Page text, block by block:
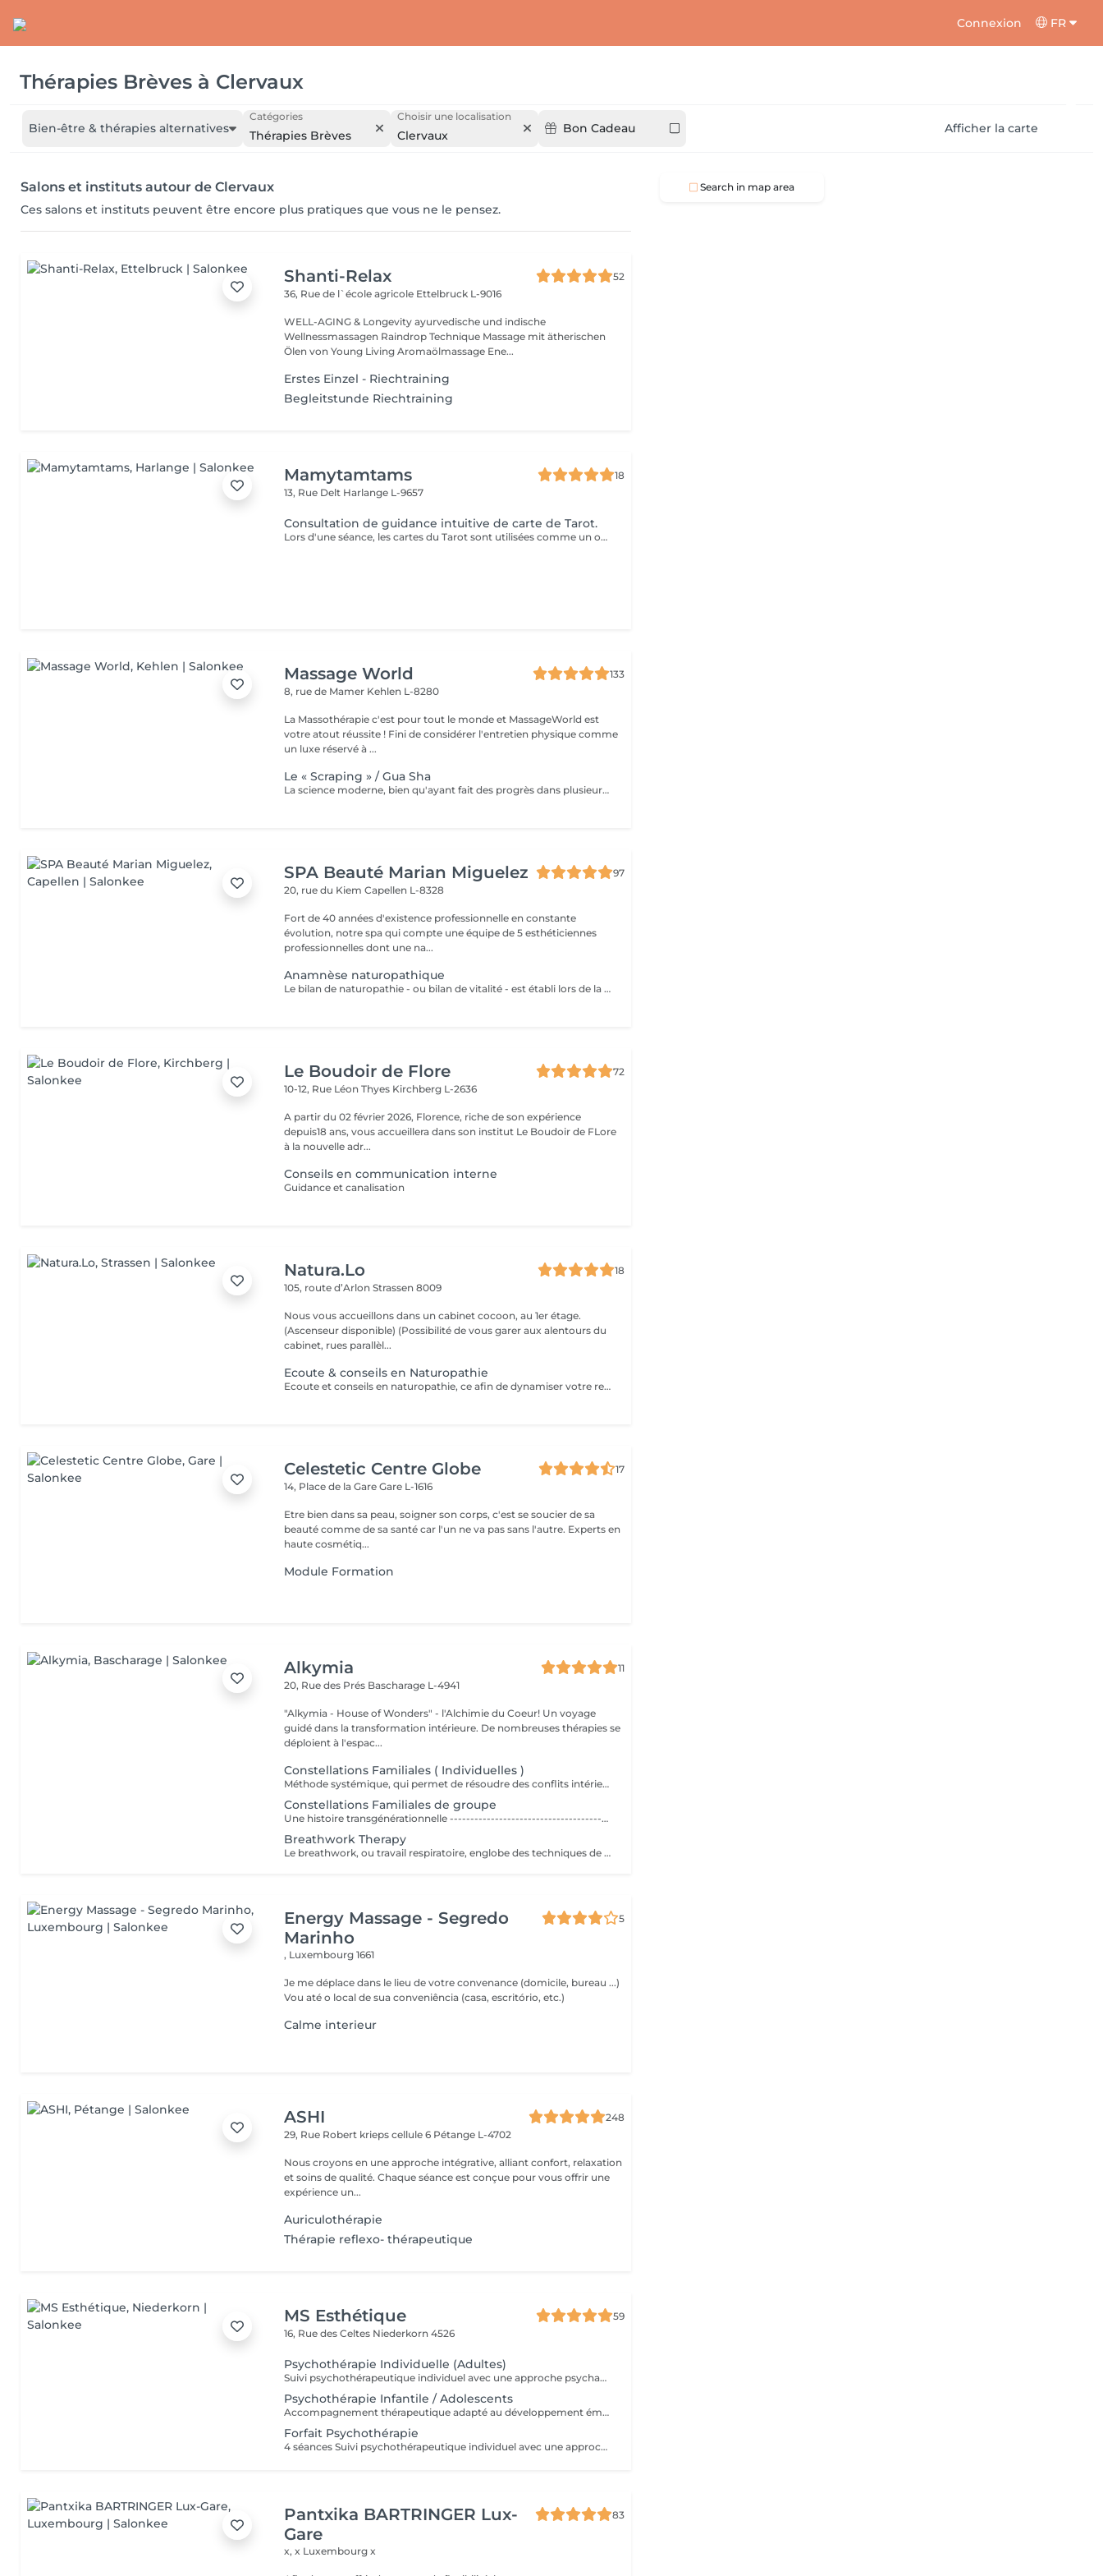
Connexion FR
Thérapies Brèves à Clervaux
Bien-être & thérapies alternatives
Catégories
Thérapies Brèves
Choisir une localisation
Clervaux Bon Cadeau Afficher la carte
Salons et instituts autour de Clervaux
Ces salons et instituts peuvent être encore plus pratiques que vous ne le pensez.
Shanti-Relax
52
36, Rue de l`école agricole Ettelbruck L-9016
WELL-AGING & Longevity ayurvedische und indische
Wellnessmassagen Raindrop Technique Massage mit ätherischen
Ölen von Young Living Aromaölmassage Ene...
Erstes Einzel - Riechtraining
Begleitstunde Riechtraining
Mamytamtams
18
13, Rue Delt Harlange L-9657
Consultation de guidance intuitive de carte de Tarot.
Lors d'une séance, les cartes du Tarot sont utilisées comme un outil de perception et d'intuition pour éclairer une situation de votre vie. Le tirage permet de mettre en lumière les énergies présentes, les blocages éventuels et les directions possibles. En une séance, vous pouvez poser une ou plusieurs questions précises afin d'obtenir une vision plus claire de votre chemin. Exemples de questions : Quelle direction prendre dans ma situation actuelle ? Que dois-je comprendre de cette période de ma vie ? Comment évoluer dans ma relation ? Qu'est-ce qui bloque mon avancée aujourd'hui ? Quelle énergie m'accompagne pour les prochains mois ? Les cartes n'imposent rien : elles révèlent des pistes, des prises de conscience et des possibilités. Une séance peut parfois apporter le déclic ou la compréhension qui change tout. Venez découvrir ce que les cartes ont à vous révéler.
Massage World
133
8, rue de Mamer Kehlen L-8280
La Massothérapie c'est pour tout le monde et MassageWorld est
votre atout réussite ! Fini de considérer l'entretien physique comme
un luxe réservé à ...
Le « Scraping » / Gua Sha
La science moderne, bien qu'ayant fait des progrès dans plusieurs domaines: alimentaires, médical, psychologique... ne règle malheureusement pas encore tout ce dont l'être humain a besoin. C'est pour cette raison que nous nous tournons parfois vers le monde asiatique afin de dénicher certaines techniques ancestrales reconnues pour leurs bienfaits. L'une de ses tendances n'est autre que le massage « Gua Sha » popularisé par les célébrités et sportifs américains. Cette thérapie asiatique aide à soulager la douleur, nourrir la peau et même à faire une désintox totale de votre corps sans pour autant exploser votre budget. Le mot « Gua » signifie « gratter », le mot « Sha » quant à lui a plusieurs significations dépendant bien évidemment du contexte souhaité. Puisque c'est le coté médical qui nous intéresse, le mot « Sha » signifie déchets métaboliques pouvant dérégler le bon fonctionnement du flux sangin et énergétique, provoquant ainsi d'importantes douleurs. Nous pouvons donc traduire le terme « Gua Sha » par racler les toxines. Ce massage se fait à l'aide d'un outil aux bordures lisses. Loin d'être d'être un simple massage, le « Gua Sha » se rapproche d'avantage d'une désintoxication du corps par l'élimination des déchets et toxines, permettant ainsi la création de nouvelles cellules plus saines. Nous parlerons donc de régénération cellulaire. La plupart des scientifiques sont d'accords sur le fait que le Massage « Gua Sha » soulage les patients de façon rapide et effic
SPA Beauté Marian Miguelez
97
20, rue du KiemCapellen L-8328
Fort de 40 années d'existence professionnelle en constante
évolution, notre spa qui compte une équipe de 5 esthéticiennes
professionnelles dont une na...
Anamnèse naturopathique
Le bilan de naturopathie - ou bilan de vitalité - est établi lors de la première rencontre avec Esmeralda, naturopathe diplômée, qui sera en mesure de vous conseiller en: La Bromatologie : rééducation alimentaire Kinésiologie: (exercice physique) être bien dans son corps (diplômée en yoga kundalini et acharya yoga en cours) Psychologie être bien avec soi et les autres (relaxation, gestion du stress..)(redirection vers les praticiens compétents) Hydrologie : utilisation de l'eau froide ou chaude ou en alternance, douche, bain, hamman, sauna, enveloppements(ici à l'institut) Chirologie : les techniques manuelles (massage)(ici à l'institut) La Réflexologie : les techniques reflexes (ciblées sur le pied, oreille, nez et dos (ici, à l'institut) Pneumologie : les techniques respiratoires (inspirées du yoga, pranayama)(ici à l'institut) Phytologie : l'utilisation des plantes (ici à l'institut)
Le Boudoir de Flore
72
10-12, Rue Léon Thyes Kirchberg L-2636
A partir du 02 février 2026, Florence, riche de son expérience
depuis18 ans, vous accueillera dans son institut Le Boudoir de FLore
à la nouvelle adr...
Conseils en communication interne
Guidance et canalisation
Natura.Lo
18
105, route d’ArlonStrassen 8009
Nous vous accueillons dans un cabinet cocoon, au 1er étage.
(Ascenseur disponible) (Possibilité de vous garer aux alentours du
cabinet, rues parallèl...
Ecoute & conseils en Naturopathie
Ecoute et conseils en naturopathie, ce afin de dynamiser votre retour à la vitalité mentale et corporelle. (Anamnèse de votre mode de vie et de votre quotidien, et mise en place de votre plan "bien-être") Les conseils ou soins en naturopathie ne remplacent en aucun cas un traitement chez votre médecin. Chèque cadeau disponible (Montant de votre choix, celui-ci est à indiquer lors de votre demande) (Temps de séance facultatif)
Celestetic Centre Globe
17
14, Place de la GareGare L-1616
Etre bien dans sa peau, soigner son corps, c'est se soucier de sa
beauté comme de sa santé car l'un ne va pas sans l'autre. Experts en
haute cosmétiq...
Module Formation
Alkymia
11
20, Rue des Prés Bascharage L-4941
"Alkymia - House of Wonders" - l'Alchimie du Coeur! Un voyage
guidé dans la transformation intérieure. De nombreuses thérapies se
déploient à l'espac...
Constellations Familiales ( Individuelles )
Méthode systémique, qui permet de résoudre des conflits intérieurs ou familiaux
Constellations Familiales de groupe
Une histoire transgénérationnelle --------------------------------------------- Chacun de nous est un être complexe porteur d'une histoire multiple non moins complexe. Nous ne devrions jamais oublier que nous sommes en lien étroit avec les nombreux ancêtres qui nous ont précédés. Cette histoire transgénérationnelle qui nous renvoie aux origines ne nous dédouane pas de notre responsabilité face à nos actes mais il est admis que les raisons d'agir tel que nous le faisons nous échappent parfois. Il y a en effet dans nos positionnements, dans nos arbitrages les plus importants, dans nos traits de caractère, dans nos errements au cours d'une vie, une part inconsciente de reproduction de nos schémas transgénérationnels. Ainsi les traumatismes vécus par nos ancêtres, les secrets familiaux, trouvent une traduction dans nos actes sans que le plus souvent nous nous en rendions compte. Un héritage psychologique qui peut peser lourd, nous ralentir, nous bloquer, nous empêcher d'avancer sereinement dans la vie. Il y a même une forte probabilité que nous le transmettions aux générations suivantes. Interrompre le cycle de nos reproductions mentales et de nos dynamiques inconscientes est possible. Comment se déroule une constellation familiale ? ------------------------------------------------------------------ Une constellation familiale systémique se déroule en général avec un groupe de personnes. Le praticien en constellation (ou « constellateur ») interroge son « client », appelé également le « constellant », c'est dire la personne qui fait sa constellation, pour qu'il formule précisément sa demande, sa problématique. Qu'est-ce qui le gêne ? De quoi souhaite-t-il se libérer aujourd'hui ? Il décrit également avec objectivité son histoire familiale et les événements marquants qui la caractérisent. Cet échange doit être succinct et factuel pour ne pas influencer ni l'animateur, ni le reste du groupe qu'on appelle alors, les représentants. Parmi ces représentants, « le client » en choisit un qui le représentera lui-même, et les autres qui « incarneront » d'autres membres de son « système » (père, mère, frère, sur). « Le constellateur et éventuellement le client » les place ensuite avec précaution et respect dans l'espace de la pièce où se déroule la constellation. On peut parler à certains égards, d'un jeu de rôles. Prochaines dates: (Planification des prochaines dates en cours)
Breathwork Therapy
Le breathwork, ou travail respiratoire, englobe des techniques de respiration en conscience pour améliorer le bien-être physique, mental et spirituel. Ces techniques visent notamment à réduire le stress, à calmer le système nerveux autonome et à libérer des blocages émotionnels. Le breathwork comprend différentes méthodes et techniques de respiration. Souvent, on lui attribue un caractère spirituel. Il est toutefois toujours crucial de gérer et de percevoir sa propre respiration en conscience...
Energy Massage - Segredo
Marinho
5
, Luxembourg 1661
Je me déplace dans le lieu de votre convenance (domicile, bureau ...)
Vou até o local de sua conveniência (casa, escritório, etc.)
Calme interieur
ASHI
248
29, Rue Robert krieps cellule 6 Pétange L-4702
Nous croyons en une approche intégrative, alliant confort, relaxation
et soins de qualité. Chaque séance est conçue pour vous offrir une
expérience un...
Auriculothérapie
Thérapie reflexo- thérapeutique
MS Esthétique
59
16, Rue des Celtes Niederkorn 4526
Psychothérapie Individuelle (Adultes)
Suivi psychothérapeutique individuel avec une approche psychanalytique, axé sur la connaissance de soi, l'élaboration émotionnelle, la réduction de l'anxiété et l'amélioration de la qualité de vie. SPM et Santé de la Femme Accompagnement thérapeutique axé sur la santé émotionnelle et hormonale de la femme, pouvant intégrer la psychothérapie et l'acupuncture.
Psychothérapie Infantile / Adolescents
Accompagnement thérapeutique adapté au développement émotionnel des enfants et des adolescents, avec un accent sur le comportement, les émotions et les liens familiaux. Éducation Sexuelle Émotionnelle Séances éducatives et thérapeutiques favorisant le développement sain de la sexualité, des émotions, des limites et de la communication. Prévention des Abus Sexuels Interventions psychoéducatives axées sur la prévention des abus sexuels, renforçant la conscience corporelle, émotionnelle et les stratégies de protection.
Forfait Psychothérapie
4 séances Suivi psychothérapeutique individuel avec une approche psychanalytique, axé sur la connaissance de soi, l’élaboration émotionnelle, la réduction de l’anxiété et l’amélioration de la qualité de vie.
Pantxika BARTRINGER Lux-
Gare
83
x, x Luxembourg x
Search in map area